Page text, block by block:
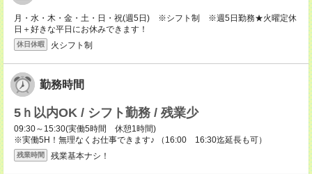
月・水・木・金・土・日・祝(週5日) ※シフト制 ※週5日勤務★火曜定休
日＋好きな平日にお休みできます！
休日休暇 火シフト制
勤務時間
5ｈ以内OK / シフト勤務 / 残業少
09:30～15:30(実働5時間 休憩1時間)
※実働5H！無理なくお仕事できます♪ （16:00 16:30迄延長も可）
残業時間 残業基本ナシ！